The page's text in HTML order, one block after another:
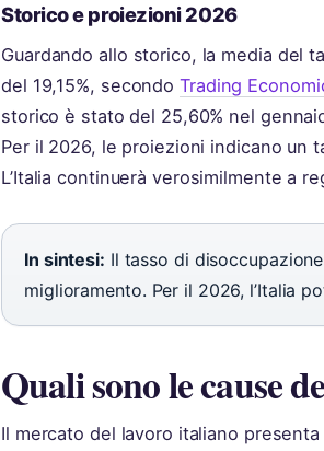
Storico e proiezioni 2026
Guardando allo storico, la media del
del 19,15%, secondo Trading
storico è stato del 25,60% nel
Per il 2026, le proiezioni indicano un
L’Italia continuerà verosimilmente a
In sintesi: Il tasso di
miglioramento. Per il 2026, l’Italia
Quali sono le cause
Il mercato del lavoro italiano